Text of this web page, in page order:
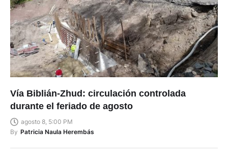
Vía Biblián-Zhud: circulación controlada
durante el feriado de agosto
agosto 8, 5:00 PM
By Patricia Naula Herembás